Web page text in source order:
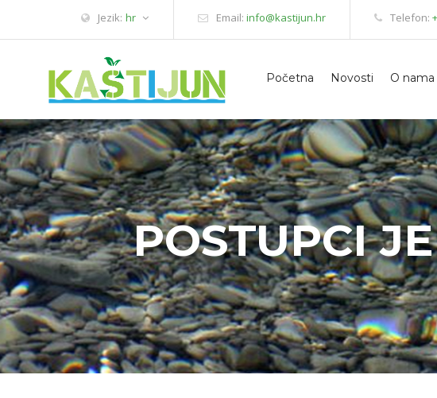
Jezik: hr Email: info@kastijun.hr Telefon:
Početna Novosti O nama
POSTUPCI